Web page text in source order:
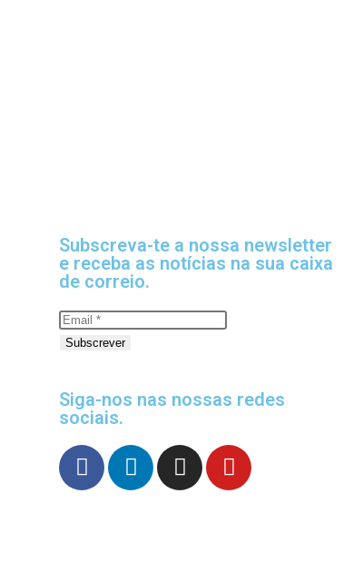
Subscreva-te a nossa newsletter
e receba as notícias na sua caixa
de correio.
Subscrever
Siga-nos nas nossas redes
sociais.